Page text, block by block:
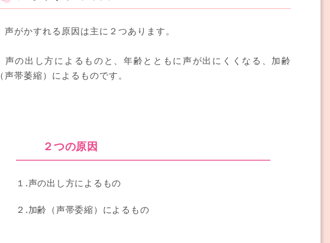
声がかすれる原因は主に２つあります。
声の出し方によるものと、年齢とともに声が出にくくなる、加齢
（声帯萎縮）によるものです。
２つの原因
１.声の出し方によるもの
２.加齢（声帯委縮）によるもの